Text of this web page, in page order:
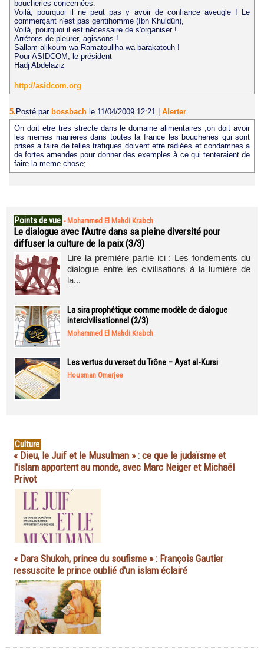
boucheries concernées.
Voilà, pourquoi il ne peut pas y avoir de confiance aveugle ! Le
commerçant n'est pas gentihomme (Ibn Khuldûn),
Voilà, pourquoi il est nécessaire de s'organiser !
Arrétons de pleurer, agissons !
Sallam alikoum wa Ramatoullha wa barakatouh !
Pour ASIDCOM, le président
Hadj Abdelaziz
http://asidcom.org
5. Posté par bossbach le 11/04/2009 12:21
Alerter
On doit etre tres strecte dans le domaine alimentaires ,on doit avoir
les memes manieres dans toutes la france les boucheries qui sont
prises a faire de telles trafiques doivent etre radiées et condamnes a
de fortes amendes pour donner des exemples à ce qui tenteraient de
faire la meme chose;
Points de vue - Mohammed El Mahdi Krabch
Le dialogue avec l’Autre dans sa pleine diversité pour
diffuser la culture de la paix (3/3)
Lire la première partie ici : Les fondements du
dialogue entre les civilisations à la lumière de
la...
La sira prophétique comme modèle de dialogue
intercivilisationnel (2/3)
Mohammed El Mahdi Krabch
Les vertus du verset du Trône – Ayat al-Kursi
Housman Omarjee
Culture
« Dieu, le Juif et le Musulman » : ce que le judaïsme et
l'islam apportent au monde, avec Marc Neiger et Michaël
Privot
« Dara Shukoh, prince du soufisme » : François Gautier
ressuscite le prince oublié d'un islam éclairé